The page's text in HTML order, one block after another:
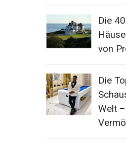
Die
von
Die
Welt